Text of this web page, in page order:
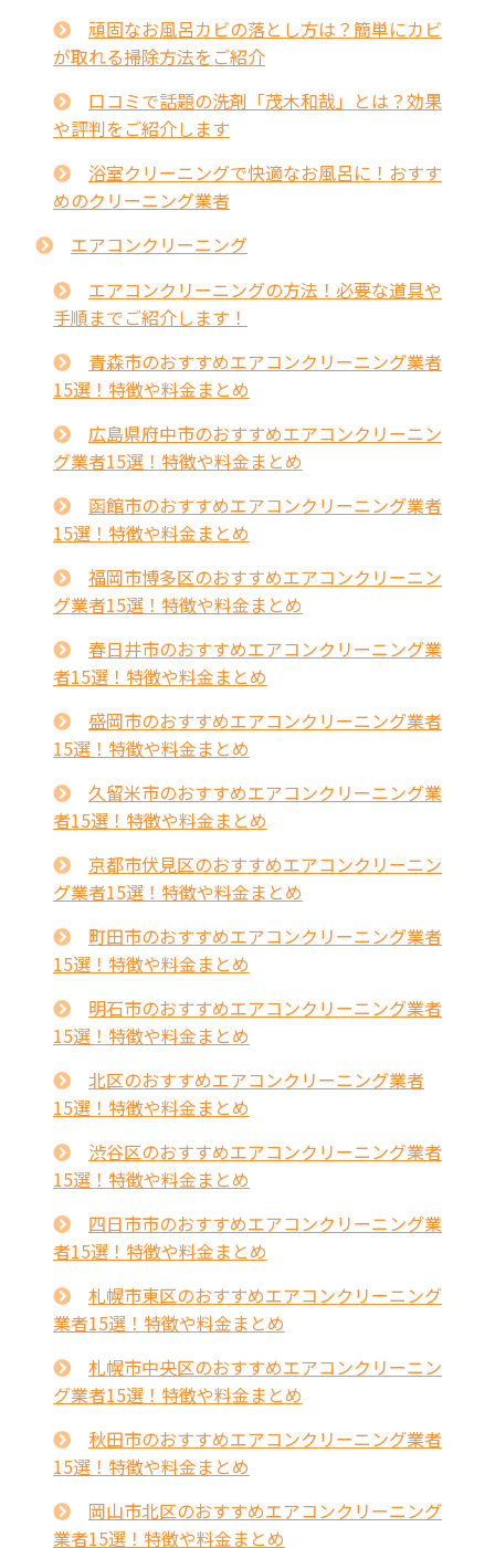
頑固なお風呂カビの落とし方は？簡単にカビ
が取れる掃除方法をご紹介
口コミで話題の洗剤「茂木和哉」とは？効果
や評判をご紹介します
浴室クリーニングで快適なお風呂に！おすす
めのクリーニング業者
エアコンクリーニング
エアコンクリーニングの方法！必要な道具や
手順までご紹介します！
青森市のおすすめエアコンクリーニング業者
15選！特徴や料金まとめ
広島県府中市のおすすめエアコンクリーニン
グ業者15選！特徴や料金まとめ
函館市のおすすめエアコンクリーニング業者
15選！特徴や料金まとめ
福岡市博多区のおすすめエアコンクリーニン
グ業者15選！特徴や料金まとめ
春日井市のおすすめエアコンクリーニング業
者15選！特徴や料金まとめ
盛岡市のおすすめエアコンクリーニング業者
15選！特徴や料金まとめ
久留米市のおすすめエアコンクリーニング業
者15選！特徴や料金まとめ
京都市伏見区のおすすめエアコンクリーニン
グ業者15選！特徴や料金まとめ
町田市のおすすめエアコンクリーニング業者
15選！特徴や料金まとめ
明石市のおすすめエアコンクリーニング業者
15選！特徴や料金まとめ
北区のおすすめエアコンクリーニング業者
15選！特徴や料金まとめ
渋谷区のおすすめエアコンクリーニング業者
15選！特徴や料金まとめ
四日市市のおすすめエアコンクリーニング業
者15選！特徴や料金まとめ
札幌市東区のおすすめエアコンクリーニング
業者15選！特徴や料金まとめ
札幌市中央区のおすすめエアコンクリーニン
グ業者15選！特徴や料金まとめ
秋田市のおすすめエアコンクリーニング業者
15選！特徴や料金まとめ
岡山市北区のおすすめエアコンクリーニング
業者15選！特徴や料金まとめ